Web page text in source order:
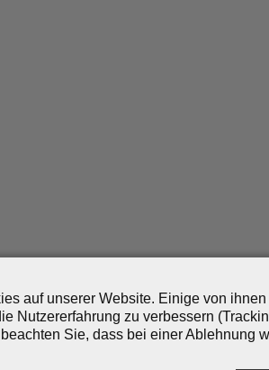
auf unserer Website. Einige von
Nutzererfahrung zu verbessern
Sie, dass bei einer Ablehnung